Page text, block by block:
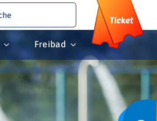
Freibad